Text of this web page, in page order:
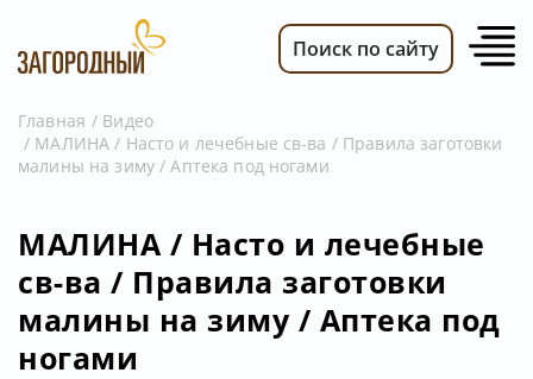
ВИДЕО
ПЕРЕДАЧИ
ТЕЛЕПРОГРАММА
РЕКЛАМОДАТЕЛЯМ
Поиск по сайту
Главная
Видео
МАЛИНА / Насто и лечебные св-ва / Правила заготовки
малины на зиму / Аптека под ногами
МАЛИНА / Насто и лечебные
св-ва / Правила заготовки
малины на зиму / Аптека под
ногами